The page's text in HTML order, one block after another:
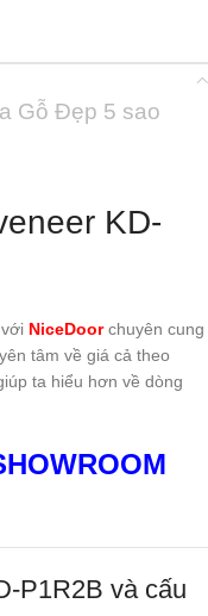
Gỗ Đẹp 5 sao
KD-
NiceDoorchuyên cung
tâm về giá cả theo
ta hiểu hơn về dòng
P1R2B và cấu